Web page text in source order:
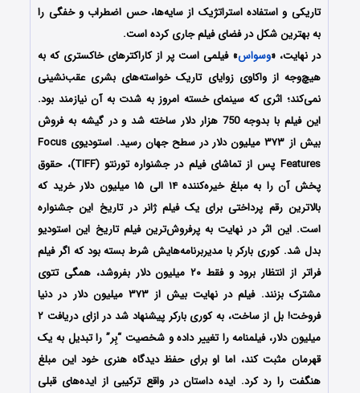
تاریکی و استفاده استراتژیک از سایه‌ها، حس اضطراب و خفگی را
به بهترین شکل در فضای فیلم جاری کرده است.
در نهایت، «وسواس» فیلمی است پر از کاراکترهای خاکستری که به
هیچ‌وجه از واکاوی زوایای تاریک خواسته‌های بشری عقب‌نشینی
نمی‌کند؛ اثری که سینمای خسته امروز به شدت به آن نیازمند بود.
این فیلم با بدوجه 750 هزار دلار ساخته شد و در گیشه به فروش
بیش از ۳۷۳ میلیون دلار در سطح جهان رسید. استودیوی Focus
Features پس از تماشای فیلم در جشنواره تورنتو (TIFF)، حقوق
پخش آن را به مبلغ خیره‌کننده ۱۴ الی ۱۵ میلیون دلار خرید که
بالاترین رقم پرداختی برای یک فیلم ژانر در تاریخ این جشنواره
است. این اثر در نهایت به پرفروش‌ترین فیلم تاریخ این استودیو
بدل شد. کوری بارکر با مدیربرنامه‌هایش شرط بسته بود که اگر فیلم
فراتر از انتظار برود و فقط ۲۰ میلیون دلار بفروشد، همگی تتوی
مشترک بزنند. فیلم در نهایت بیش از ۳۷۳ میلیون دلار در دنیا
فروخت! بل از ساخت، به کوری بارکر پیشنهاد شد در ازای دریافت ۲
میلیون دلار، فیلمنامه را تغییر داده و شخصیت “بِر” را تبدیل به یک
قهرمان مثبت کند، اما او برای حفظ دیدگاه هنری خود این مبلغ
هنگفت را رد کرد. ایده داستان در واقع ترکیبی از ایده‌های قبلی